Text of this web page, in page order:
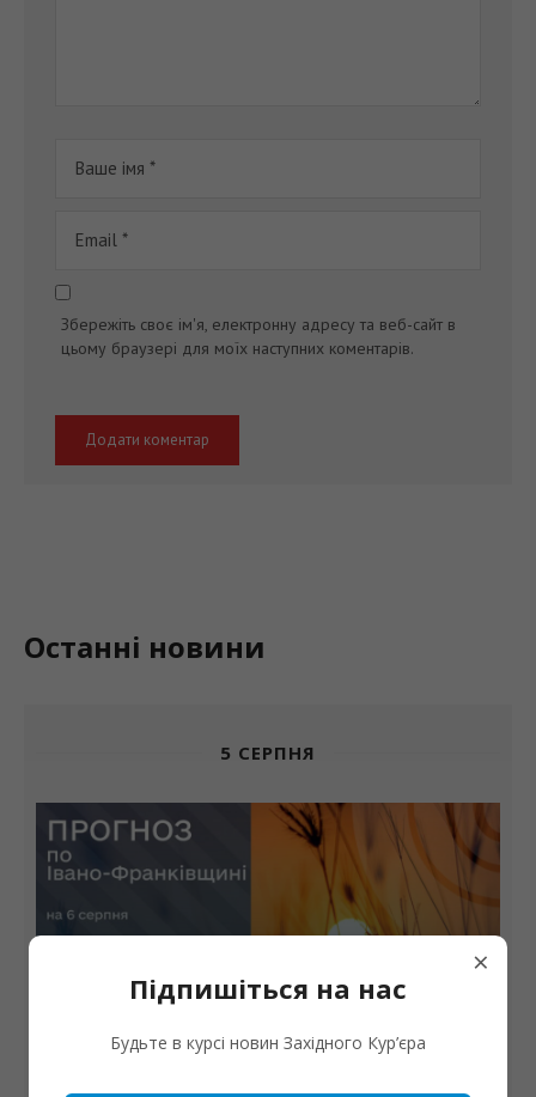
Збережіть своє ім'я, електронну адресу та веб-сайт в
цьому браузері для моїх наступних коментарів.
Останні новини
5 СЕРПНЯ
×
Підпишіться на нас
Будьте в курсі новин Західного Кур’єра